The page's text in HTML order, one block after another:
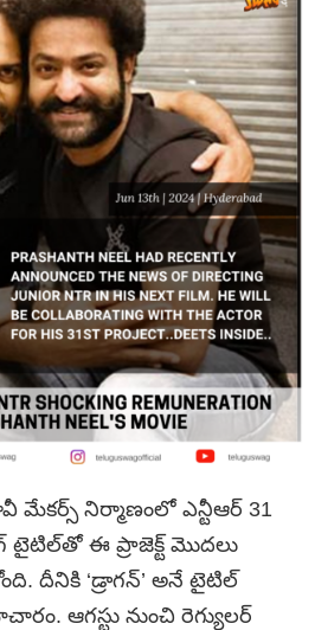
మేకర్స్ నిర్మాణంలో ఎన్టీఆర్ 31
టైటిల్‌తో ఈ ప్రాజెక్ట్ మొదలు
దీనికి ‘డ్రాగన్’ అనే టైటిల్
ఆగ‌స్టు నుంచి రెగ్యుల‌ర్